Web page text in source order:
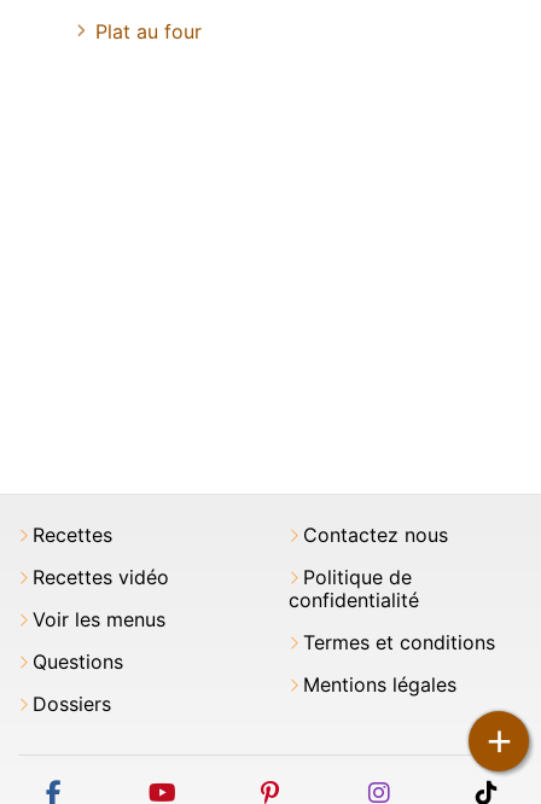
+
Plat au four
Recettes
Recettes vidéo
Voir les menus
Questions
Dossiers
Contactez nous
Politique de
confidentialité
Termes et conditions
Mentions légales
facebook youtube pinterest instagram